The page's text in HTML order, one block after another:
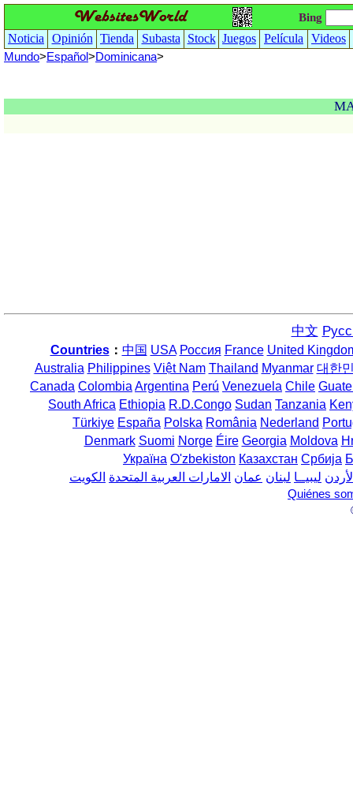
Bing
Noticia Opinión Tienda Subasta Stock Juegos Película Videos
Mundo>Español>Dominicana>
中文
Countries： 中国 USA Россия France United
Australia Philippines Việt Nam Thailand Myanmar 대한
Canada Colombia Argentina Perú Venezuela Chile
South Africa Ethiopia R.D.Congo Sudan Tanzania
Türkiye España Polska România Nederland
Denmark Suomi Norge Éire Georgia Moldova
Україна O'zbekiston Казахстан Србија
ليبيــا لبنان عمان الامارات العربية المتحدة الكويت
Quiénes